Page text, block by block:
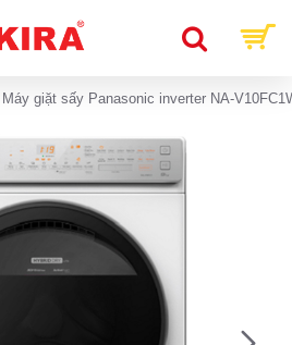
Máy giặt sấy Panasonic inverter NA-